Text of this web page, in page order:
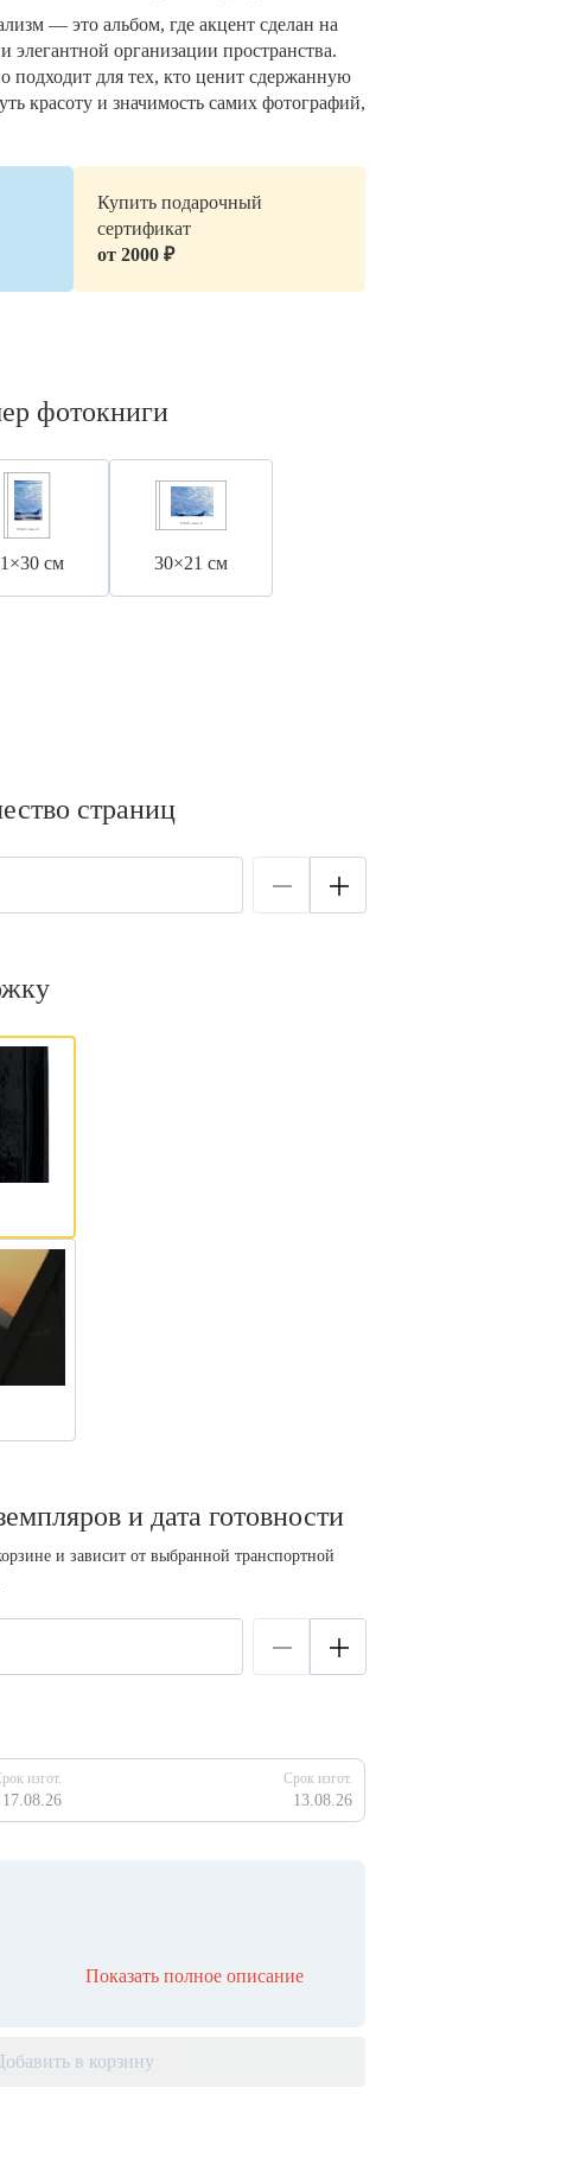
— это альбом, где акцент сделан на
элегантной организации пространства.
подходит для тех, кто ценит сдержанную
красоту и значимость самих фотографий,
Купить подарочный
сертификат
от 2000 ₽
фотокниги
см 30×21 см
страниц
и дата готовности
и зависит от выбранной транспортной
изгот.
17.08.26
Срок изгот.
13.08.26
Показать полное описание
в корзину